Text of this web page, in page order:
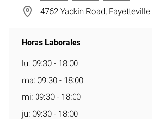
4762 Yadkin Road, Fayetteville
lu: 09:30 - 18:00
ma: 09:30 - 18:00
mi: 09:30 - 18:00
ju: 09:30 - 18:00